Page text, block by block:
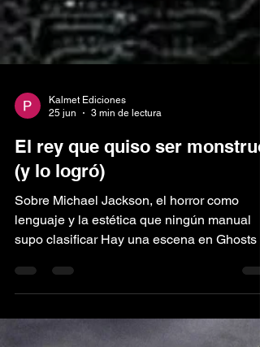
Kalmet Ediciones
El rey que quiso ser monstruo
Sobre Michael Jackson, el horror como
lenguaje y la estética que ningún manual
el cortometraje de 1997 dirigido por Stan
Winston con guion del propio Jackson y de
Stephen King— que merece detenerse. El
Maestro, personaje interpretado por